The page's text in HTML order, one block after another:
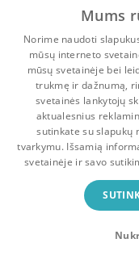
Bessel Van Der
Pradinis Krepšelis
Bookswap
Mainykis
Uždaryti
Mums
Norime naudoti
mūsų interneto
mūsų svetainėje bei
trukmę ir dažnumą,
svetainės lankytojų
aktualesnius
sutinkate su slapukų
tvarkymu. Išsamią
svetainėje ir savo